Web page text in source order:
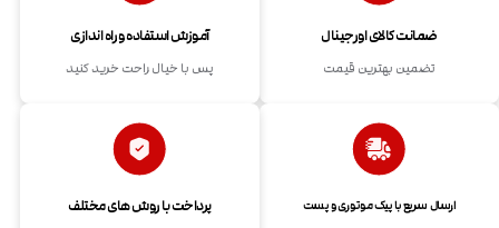
ضمانت کالای اورجینال
تضمین بهترین قیمت
آموزش استفاده و راه اندازی
پس با خیال راحت خرید کنید
ارسال سریع با پیک موتوری و پست پرداخت با روش های مختلف